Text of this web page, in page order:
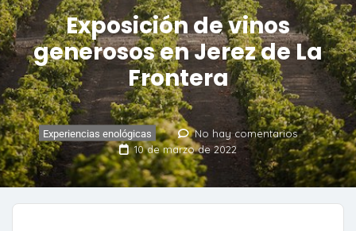
Exposición de vinos
generosos en Jerez de La
Frontera
Experiencias enológicas
No hay comentarios
10 de marzo de 2022